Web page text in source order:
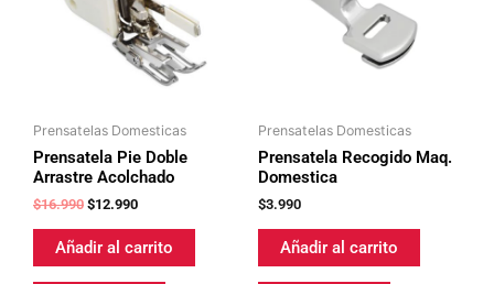
Prensatelas Domesticas
Prensatela Pie Doble
Arrastre Acolchado
$16.990 $12.990
Añadir al carrito
Prensatelas Domesticas
Prensatela Recogido Maq.
Domestica
$3.990
Añadir al carrito